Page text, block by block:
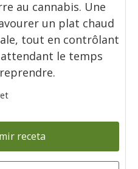
au cannabis. Une
un plat chaud
tout en contrôlant
le temps
receta